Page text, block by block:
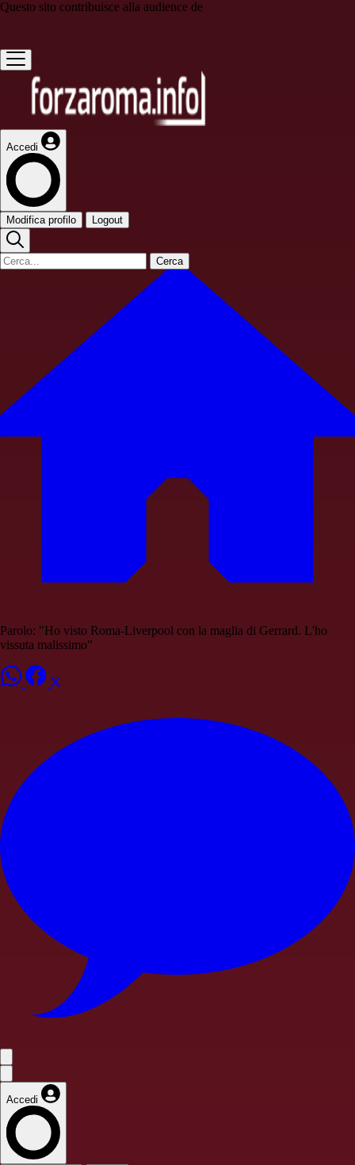
Questo sito contribuisce alla audience de
Accedi
Modifica profilo Logout
Cerca
Parolo: "Ho visto Roma-Liverpool con la maglia di Gerrard. L'ho
vissuta malissimo"
Accedi